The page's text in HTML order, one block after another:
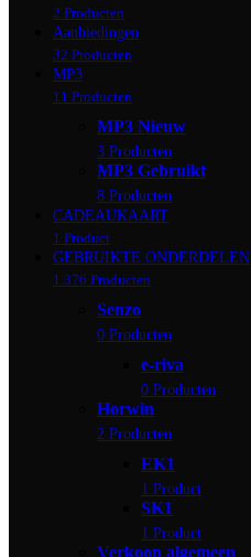
2 Producten
Aanbiedingen
32 Producten
MP3
11 Producten
MP3 Nieuw
3 Producten
MP3 Gebruikt
8 Producten
CADEAUKAART
1 Product
GEBRUIKTE ONDERDELEN
1.376 Producten
Senzo
0 Producten
e-riva
0 Producten
Horwin
2 Producten
EK1
1 Product
SK1
1 Product
Verkoop algemeen